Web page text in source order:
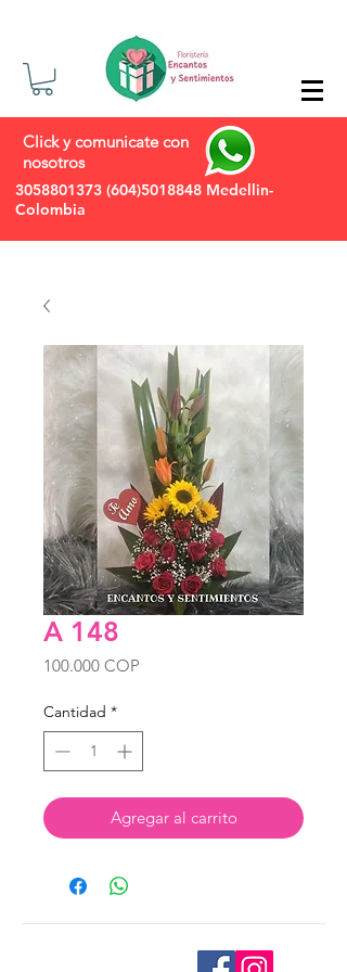
Click y comunicate con
nosotros
3058801373 (604)5018848 Medellin-
Colombia
A 148
100.000 COP
Cantidad *
Agregar al carrito